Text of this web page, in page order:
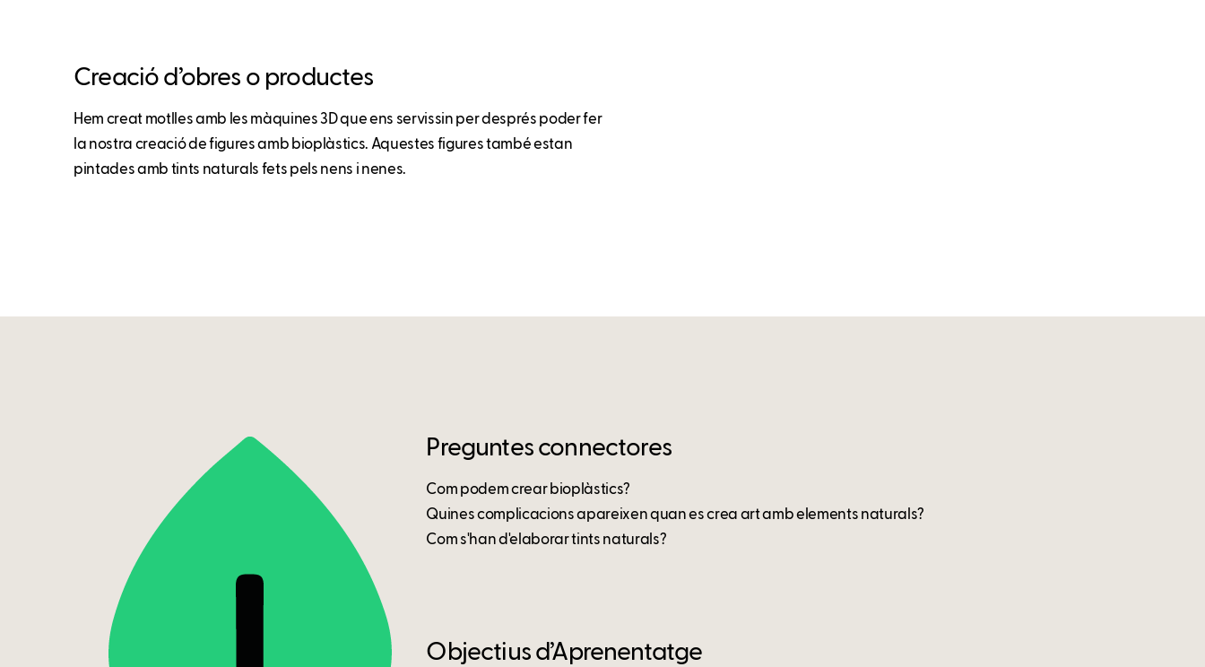
Creació d’obres o productes
Hem creat motlles amb les màquines 3D que ens servissin per després poder fer
la nostra creació de figures amb bioplàstics. Aquestes figures també estan
pintades amb tints naturals fets pels nens i nenes.
Preguntes connectores
Com podem crear bioplàstics?
Quines complicacions apareixen quan es crea art amb elements naturals?
Com s'han d'elaborar tints naturals?
Objectius d’Aprenentatge